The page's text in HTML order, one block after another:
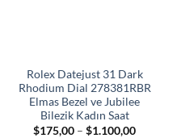
Rolex Datejust 31 Dark
Rhodium Dial 278381RBR
Elmas Bezel ve Jubilee
Bilezik Kadın Saat
$175,00 – $1.100,00Fiyat